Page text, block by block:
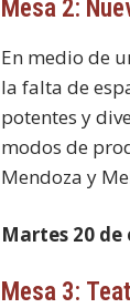
Mesa 2:
En medio de
la falta de
potentes y
modos de
Mendoza y
Martes 20 de
Mesa 3: